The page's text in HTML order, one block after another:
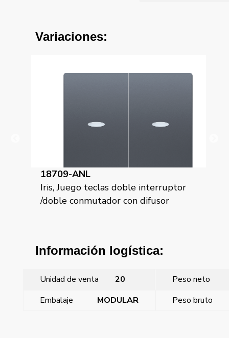
Variaciones:
18709-ANL
Iris, Juego teclas doble interruptor
/doble conmutador con difusor
Información logística:
Unidad de venta 20
Peso neto
Embalaje
MODULAR Peso bruto